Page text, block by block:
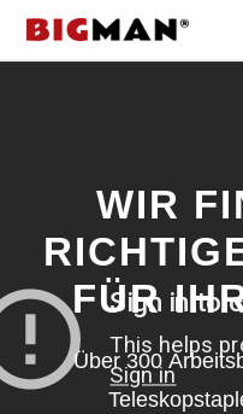
zum
WIR
FÜR
Über 300